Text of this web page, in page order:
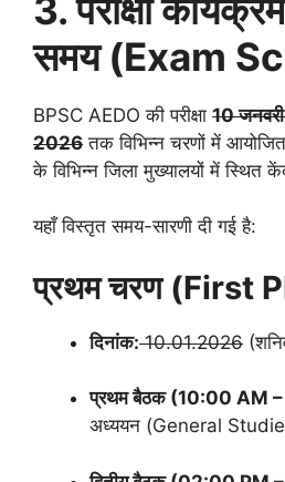
3. परीक्षा
समय (Exam
BPSC AEDO की परीक्षा 10
2026 तक विभिन्न चरणों में
के विभिन्न जिला मुख्यालयों में स्थित
यहाँ विस्तृत समय-सारणी दी गई है:
प्रथम चरण (First
दिनांक:10.01.2026
प्रथम बैठक (10:00 AM
अध्ययन (General